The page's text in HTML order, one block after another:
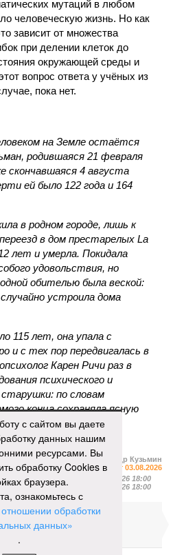
мутаций в любом
человеческую жизнь. Но как
зависит от множества
при делении клеток до
окружающей среды и
вопрос ответа у учёных из
пока нет.
на Земле остаётся
родившаяся 21 февраля
скончавшаяся 4 августа
ей было 122 года и 164
в родном городе, лишь к
в дом престарелых La
лет и умерла. Покидала
удовольствия, но
обителью была веской:
устроила дома
115 лет, она упала с
и с тех пор передвигалась в
Карен Ричи раз в
психического и
по словам
конца сохраняла ясную
Ричи стихи из своего
задачки.
Александр Кузьмин
Газета«Наша версия» №29 от 03.08.2026
04.08.2026 18:00
Отредактировано:
04.08.2026 18:00
Последние
времена
с сайтом вы даете
данных нашим
ресурсами. Вы
обработку Cookies в
браузера.
ознакомьтесь с
обработки
данных»
.